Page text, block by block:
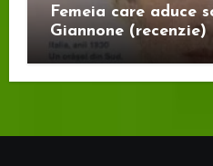
Femeia care aduce
Giannone (recenzie)